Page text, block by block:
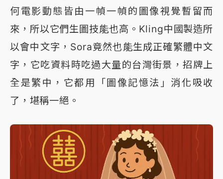
何電影動態皆由一幀一幀的圖像視覺暫留而
來，所以它們生圖技能也高。Kling中國製造所
以會中文字，Sora竟然也能生成正確繁體中文
字，它吃資料時吃過大量的台灣街景，招牌上
全是繁中，它都用「圖像記憶法」消化吸收
了，堪稱一絕。